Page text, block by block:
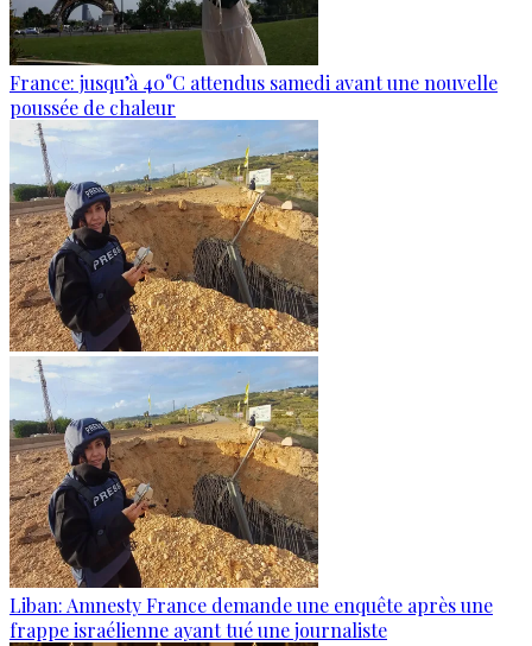
France: jusqu’à 40°C attendus samedi avant une nouvelle
poussée de chaleur
Liban: Amnesty France demande une enquête après une
frappe israélienne ayant tué une journaliste